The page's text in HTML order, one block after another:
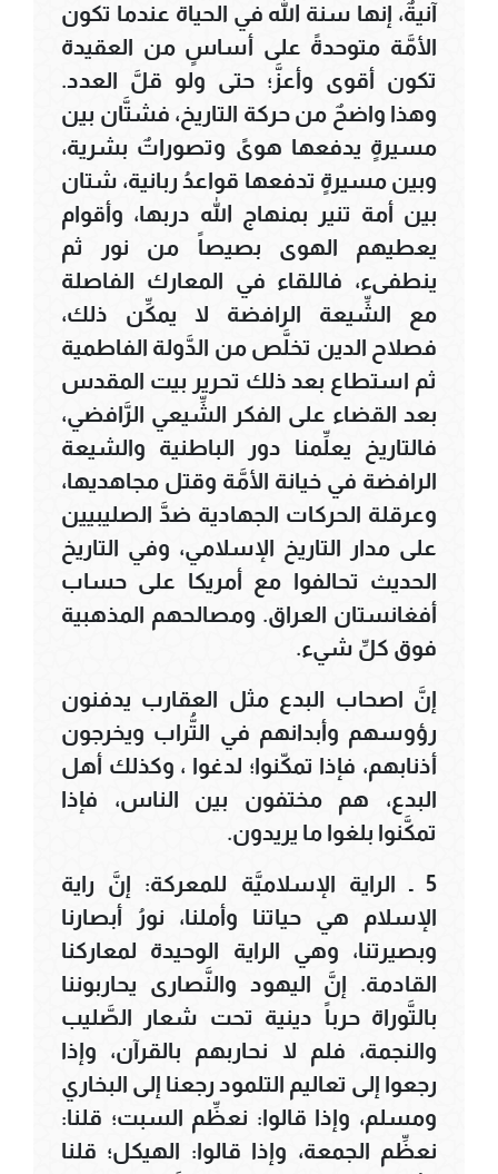
آنيةٌ، إنها سنة الله في الحياة عندما تكون
الأمَّة متوحدةً على أساسٍ من العقيدة
تكون أقوى وأعزَّ؛ حتى ولو قلَّ العدد.
وهذا واضحٌ من حركة التاريخ، فشتَّان بين
مسيرةٍ يدفعها هوىً وتصوراتٌ بشرية،
وبين مسيرةٍ تدفعها قواعدُ ربانية، شتان
بين أمة تنير بمنهاج الله دربها، وأقوام
يعطيهم الهوى بصيصاً من نور ثم
ينطفىء، فاللقاء في المعارك الفاصلة
مع الشِّيعة الرافضة لا يمكِّن ذلك،
فصلاح الدين تخلَّص من الدَّولة الفاطمية
ثم استطاع بعد ذلك تحرير بيت المقدس
بعد القضاء على الفكر الشِّيعي الرَّافضي،
فالتاريخ يعلِّمنا دور الباطنية والشيعة
الرافضة في خيانة الأمَّة وقتل مجاهديها،
وعرقلة الحركات الجهادية ضدَّ الصليبيين
على مدار التاريخ الإسلامي، وفي التاريخ
الحديث تحالفوا مع أمريكا على حساب
أفغانستان العراق. ومصالحهم المذهبية
فوق كلِّ شيء.
إنَّ اصحاب البدع مثل العقارب يدفنون
رؤوسهم وأبدانهم في التُّراب ويخرجون
أذنابهم، فإذا تمكّنوا؛ لدغوا ، وكذلك أهل
البدع، هم مختفون بين الناس، فإذا
تمكَّنوا بلغوا ما يريدون.
5 ـ الراية الإسلاميَّة للمعركة: إنَّ راية
الإسلام هي حياتنا وأملنا، نورُ أبصارنا
وبصيرتنا، وهي الراية الوحيدة لمعاركنا
القادمة. إنَّ اليهود والنَّصارى يحاربوننا
بالتَّوراة حرباً دينية تحت شعار الصَّليب
والنجمة، فلم لا نحاربهم بالقرآن، وإذا
رجعوا إلى تعاليم التلمود رجعنا إلى البخاري
ومسلم، وإذا قالوا: نعظِّم السبت؛ قلنا:
نعظِّم الجمعة، وإذا قالوا: الهيكل؛ قلنا